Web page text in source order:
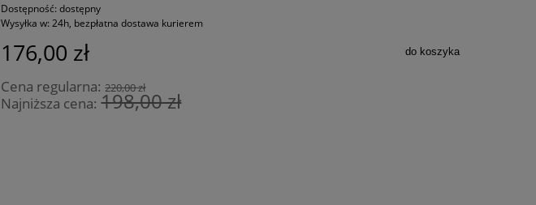
Dostępność: dostępny
Wysyłka w: 24h, bezpłatna dostawa kurierem
176,00 zł
Cena regularna:220,00 zł
Najniższa cena:198,00 zł
do koszyka